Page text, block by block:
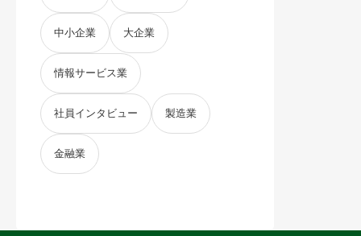
中小企業 大企業
情報サービス業
社員インタビュー 製造業
金融業